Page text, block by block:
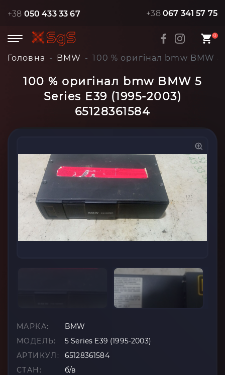
+38 050 433 33 67 +38 067 341 57 75
0
Головна BMW 100 % оригінал bmw BMW
100 % оригінал bmw BMW 5
Series E39 (1995-2003)
65128361584
МАРКА:
BMW
МОДЕЛЬ:
5 Series E39 (1995-2003)
АРТИКУЛ:
65128361584
СТАН:
б/в